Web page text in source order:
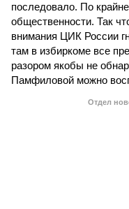
последовало. По
общественности. Так
внимания ЦИК России
там в избиркоме все
разором якобы не
Памфиловой можно
Отдел